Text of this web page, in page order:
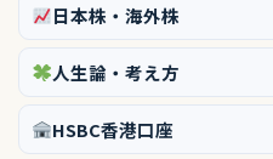
日本株・海外株
人生論・考え方
HSBC香港口座